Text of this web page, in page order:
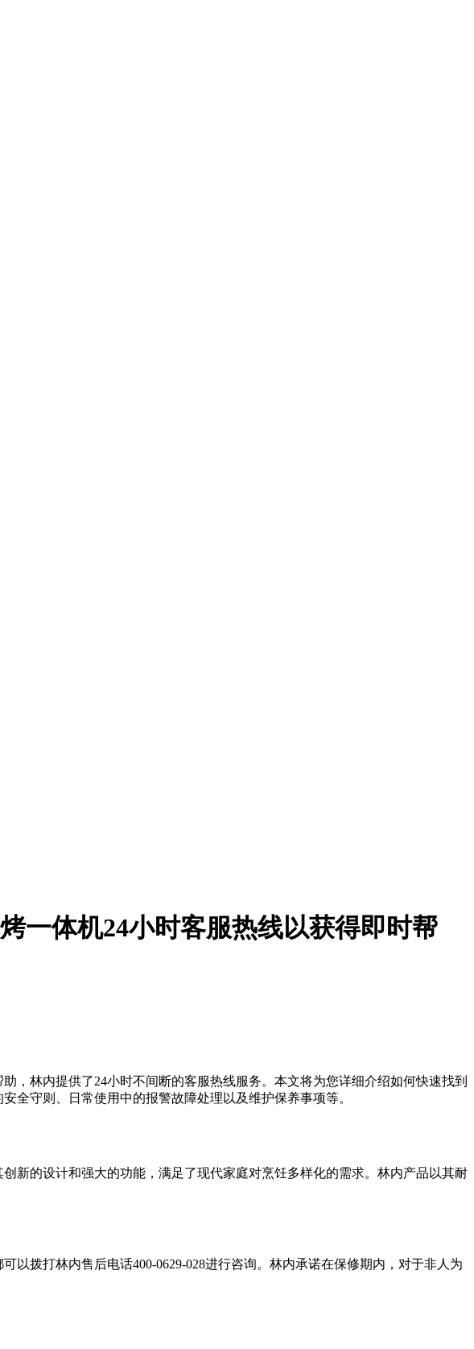
一体机24小时客服热线以获得即时帮
，林内提供了24小时不间断的客服热线服务。本文将为您详细介绍如何快速找到
全守则、日常使用中的报警故障处理以及维护保养事项等。
新的设计和强大的功能，满足了现代家庭对烹饪多样化的需求。林内产品以其耐
拨打林内售后电话400-0629-028进行咨询。林内承诺在保修期内，对于非人为